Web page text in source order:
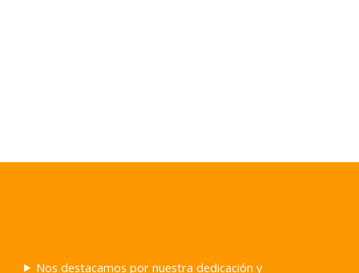
Nos destacamos por nuestra dedicación y